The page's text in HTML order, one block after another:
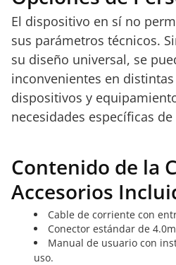
El dispositivo en sí no
sus parámetros técnicos.
su diseño universal, se
inconvenientes en
dispositivos y
necesidades específicas
Contenido de la
Accesorios
Cable de corriente con
Conector estándar de
Manual de usuario con
uso.